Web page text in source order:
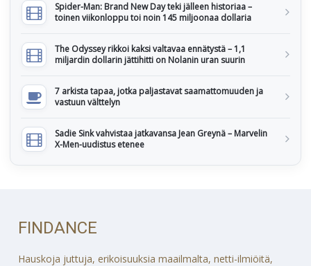
Spider-Man: Brand New Day teki jälleen historiaa –
toinen viikonloppu toi noin 145 miljoonaa dollaria
The Odyssey rikkoi kaksi valtavaa ennätystä – 1,1
miljardin dollarin jättihitti on Nolanin uran suurin
7 arkista tapaa, jotka paljastavat saamattomuuden ja
vastuun välttelyn
Sadie Sink vahvistaa jatkavansa Jean Greynä – Marvelin
X-Men-uudistus etenee
FINDANCE
Hauskoja juttuja, erikoisuuksia maailmalta, netti-ilmiöitä,